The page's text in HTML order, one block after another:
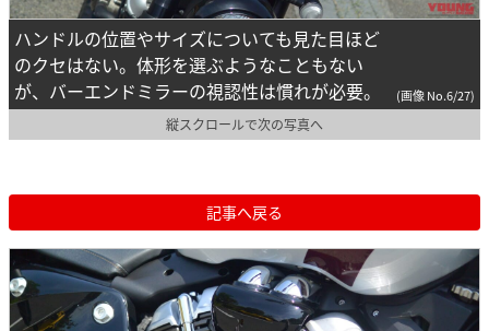
ハンドルの位置やサイズについても見た目ほど
のクセはない。体形を選ぶようなこともない
が、バーエンドミラーの視認性は慣れが必要。
(画像 No.6/27)
縦スクロールで次の写真へ
記事へ戻る